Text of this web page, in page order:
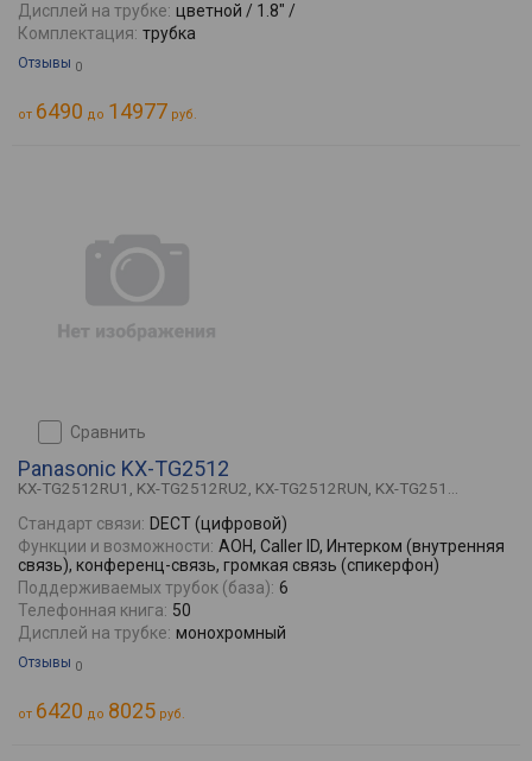
Дисплей на трубке: цветной / 1.8" /
Комплектация: трубка
Отзывы 0
от 6490 до 14977 руб.
сравнить
Panasonic KX-TG2512
KX-TG2512RU1, KX-TG2512RU2, KX-TG2512RUN, KX-TG251...
Стандарт связи: DECT (цифровой)
Функции и возможности: АОН, Caller ID, Интерком (внутренняя
связь), конференц-связь, громкая связь (спикерфон)
Поддерживаемых трубок (база): 6
Телефонная книга: 50
Дисплей на трубке: монохромный
Отзывы 0
от 6420 до 8025 руб.